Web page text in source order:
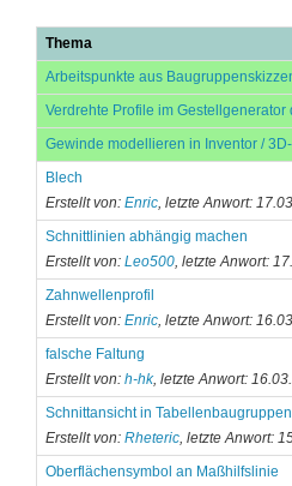
Thema
Arbeitspunkte aus
Verdrehte Profile im
Gewinde modellieren in Inventor /
Blech
Erstellt von: Enric, letzte Anwort:
Schnittlinien abhängig machen
Erstellt von: Leo500, letzte Anwort:
Zahnwellenprofil
Erstellt von: Enric, letzte Anwort:
falsche Faltung
Erstellt von: h-hk, letzte Anwort:
Schnittansicht in Tabellenbaugruppen
Erstellt von: Rheteric, letzte Anwort:
Oberflächensymbol an Maßhilfslinie